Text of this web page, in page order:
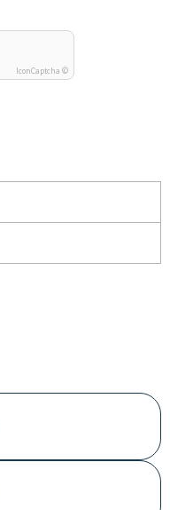
IconCaptcha ©